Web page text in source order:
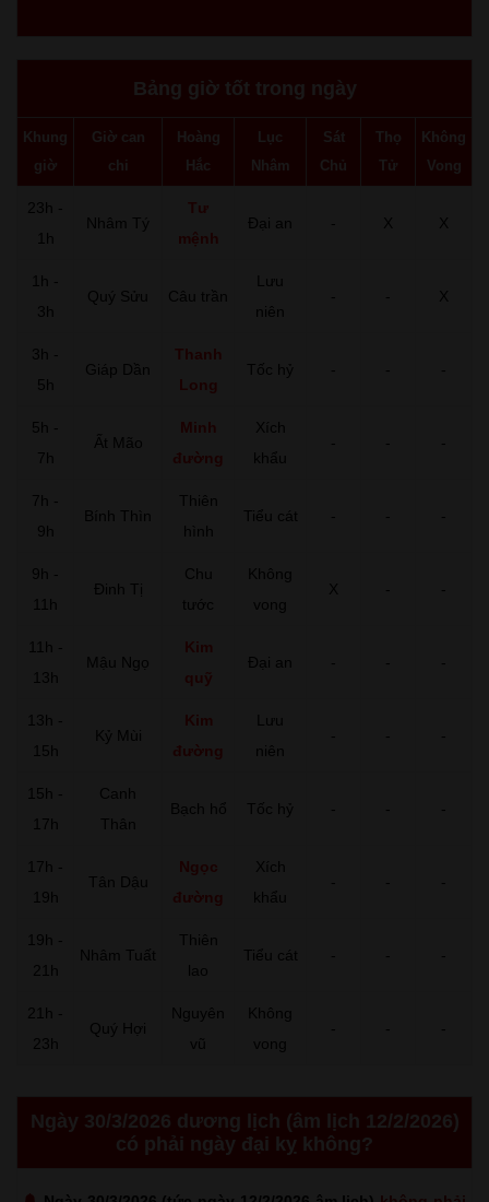
Bảng giờ tốt trong ngày
Khung
giờ
Giờ can
chi
Hoàng
Hắc
Lục
Nhâm
Sát
Chủ
Thọ
Tử
Không
Vong
23h -
1h
Nhâm Tý
Tư
mệnh
Đại an - X X
1h -
3h
Quý Sửu Câu trần
Lưu
niên
- - X
3h -
5h
Giáp Dần
Thanh
Long
Tốc hỷ - - -
5h -
7h
Ất Mão
Minh
đường
Xích
khẩu
- - -
7h -
9h
Bính Thìn
Thiên
hình
Tiểu cát - - -
9h -
11h
Đinh Tị
Chu
tước
Không
vong
X - -
11h -
13h
Mậu Ngọ
Kim
quỹ
Đại an - - -
13h -
15h
Kỷ Mùi
Kim
đường
Lưu
niên
- - -
15h -
17h
Canh
Thân
Bạch hổ Tốc hỷ - - -
17h -
19h
Tân Dậu
Ngọc
đường
Xích
khẩu
- - -
19h -
21h
Nhâm Tuất
Thiên
lao
Tiểu cát - - -
21h -
23h
Quý Hợi
Nguyên
vũ
Không
vong
- - -
Ngày 30/3/2026 dương lịch (âm lịch 12/2/2026)
có phải ngày đại kỵ không?